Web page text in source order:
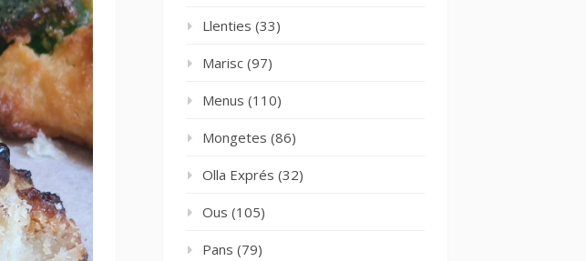
Llenties (33)
Marisc (97)
Menus (110)
Mongetes (86)
Olla Exprés (32)
Ous (105)
Pans (79)